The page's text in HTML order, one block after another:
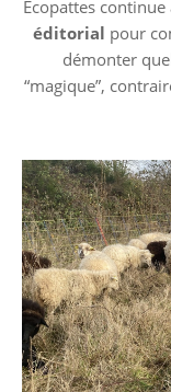
Ecopattes
éditorial pour
démonter
“magique”,